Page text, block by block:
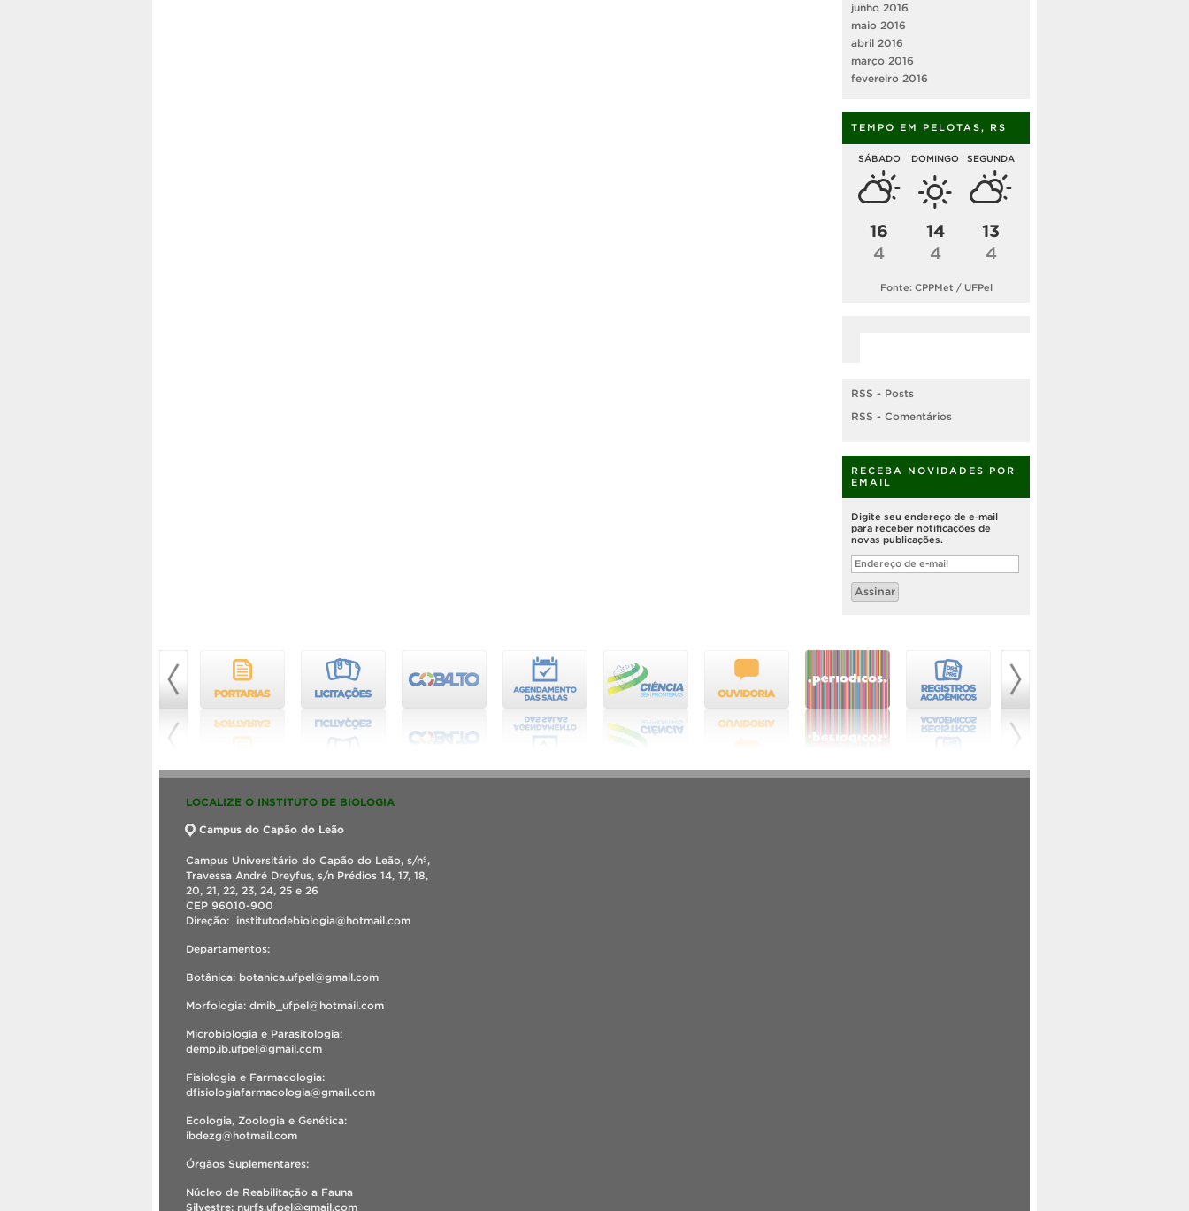
junho 2016
maio 2016
abril 2016
março 2016
fevereiro 2016
TEMPO EM PELOTAS, RS
SÁBADO
16
4
DOMINGO
14
4
SEGUNDA
13
4
Fonte: CPPMet / UFPel
RSS - Posts
RSS - Comentários
RECEBA NOVIDADES POR
EMAIL
Digite seu endereço de e-mail
para receber notificações de
novas publicações.
Endereço
de
e-
mail
Assinar
LOCALIZE O INSTITUTO DE BIOLOGIA
Campus do Capão do Leão
Campus Universitário do Capão do Leão, s/nº,
Travessa André Dreyfus, s/n Prédios 14, 17, 18,
20, 21, 22, 23, 24, 25 e 26
CEP 96010-900
Direção: institutodebiologia@hotmail.com
Departamentos:
Botânica: botanica.ufpel@gmail.com
Morfologia: dmib_ufpel@hotmail.com
Microbiologia e Parasitologia:
demp.ib.ufpel@gmail.com
Fisiologia e Farmacologia:
dfisiologiafarmacologia@gmail.com
Ecologia, Zoologia e Genética:
ibdezg@hotmail.com
Órgãos Suplementares:
Núcleo de Reabilitação a Fauna
Silvestre: nurfs.ufpel@gmail.com